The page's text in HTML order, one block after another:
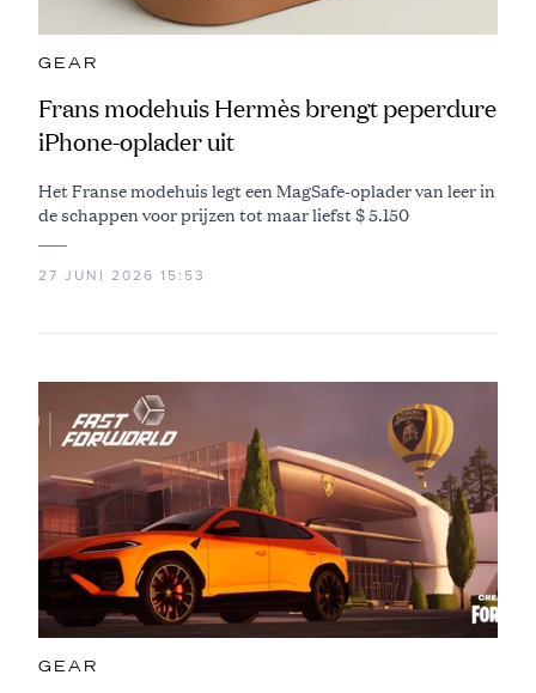
GEAR
Frans modehuis Hermès brengt peperdure
iPhone-oplader uit
Het Franse modehuis legt een MagSafe-oplader van leer in
de schappen voor prijzen tot maar liefst $ 5.150
27 JUNI 2026 15:53
GEAR